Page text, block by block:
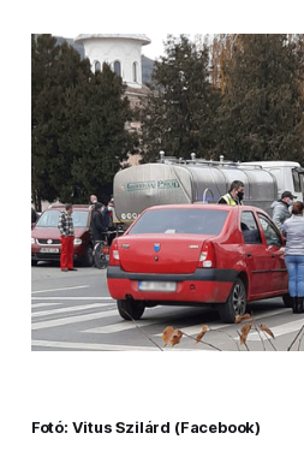
Fotó: Vitus Szilárd (Facebook)